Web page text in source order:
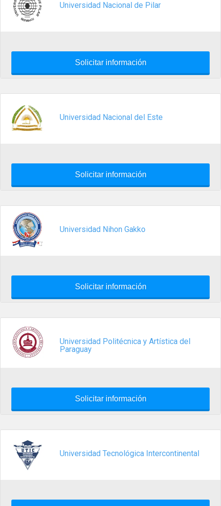
Universidad Nacional de Pilar
Solicitar información
Universidad Nacional del Este
Solicitar información
Universidad Nihon Gakko
Solicitar información
Universidad Politécnica y Artística del
Paraguay
Solicitar información
Universidad Tecnológica Intercontinental